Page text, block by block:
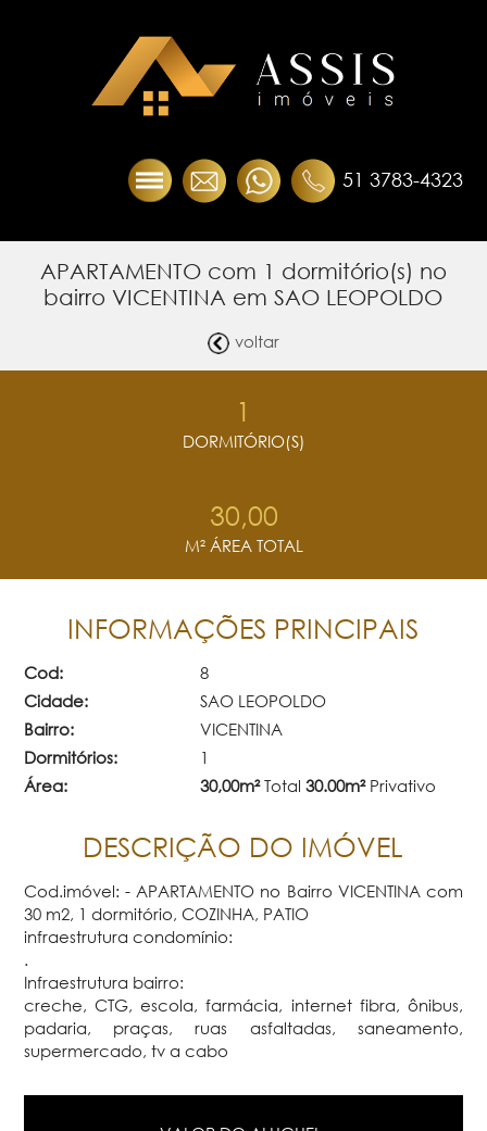
51 3783-4323
APARTAMENTO com 1 dormitório(s) no
bairro VICENTINA em SAO LEOPOLDO
voltar
1
DORMITÓRIO(S)
30,00
M² ÁREA TOTAL
INFORMAÇÕES PRINCIPAIS
Cod:
8
Cidade:
SAO LEOPOLDO
Bairro:
VICENTINA
Dormitórios:
1
Área:
30,00m²Total 30.00m²Privativo
DESCRIÇÃO DO IMÓVEL
Cod.imóvel: - APARTAMENTO no Bairro VICENTINA com
30 m2, 1 dormitório, COZINHA, PATIO
infraestrutura condomínio:
.
Infraestrutura bairro:
creche, CTG, escola, farmácia, internet fibra, ônibus,
padaria, praças, ruas asfaltadas, saneamento,
supermercado, tv a cabo